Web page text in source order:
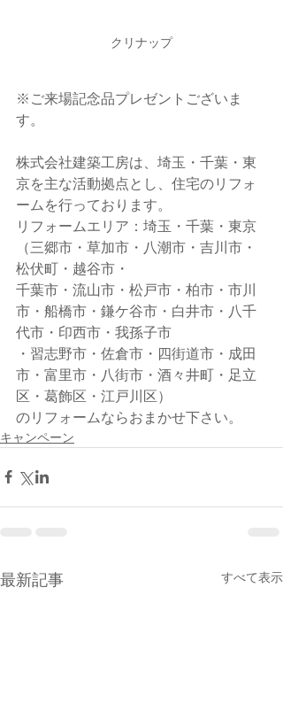
クリナップ
※ご来場記念品プレゼントございま
す。
株式会社建築工房は、埼玉・千葉・東
京を主な活動拠点とし、住宅のリフォ
ームを行っております。
リフォームエリア：埼玉・千葉・東京
（三郷市・草加市・八潮市・吉川市・
松伏町・越谷市・
千葉市・流山市・松戸市・柏市・市川
市・船橋市・鎌ケ谷市・白井市・八千
代市・印西市・我孫子市
・習志野市・佐倉市・四街道市・成田
市・富里市・八街市・酒々井町・足立
区・葛飾区・江戸川区）
のリフォームならおまかせ下さい。
キャンペーン
最新記事 すべて表示